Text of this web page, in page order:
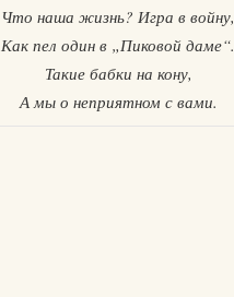
Что наша жизнь? Игра в войну,
Как пел один в „Пиковой даме“.
Такие бабки на кону,
А мы о неприятном с вами.